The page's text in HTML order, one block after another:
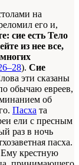
на
его и,
сие есть Тело
из нее все,
). Сие
эти сказаны
обычаю евреев,
об
Пасха та
ели с пресным
раз в ночь
пасха.
крестную